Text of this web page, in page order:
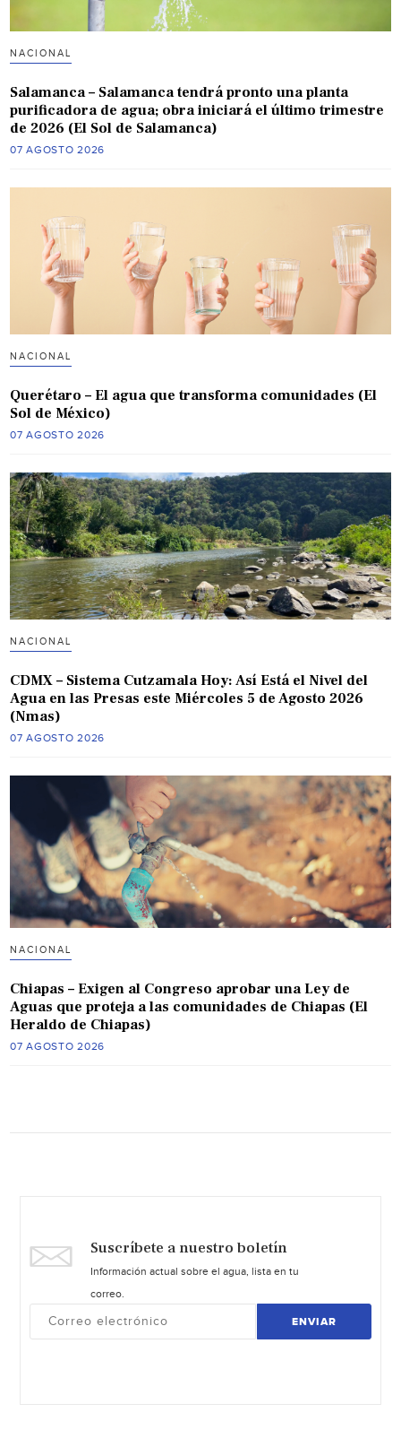
NACIONAL
Salamanca – Salamanca tendrá pronto una planta
purificadora de agua; obra iniciará el último trimestre
de 2026 (El Sol de Salamanca)
07 AGOSTO 2026
NACIONAL
Querétaro – El agua que transforma comunidades (El
Sol de México)
07 AGOSTO 2026
NACIONAL
CDMX – Sistema Cutzamala Hoy: Así Está el Nivel del
Agua en las Presas este Miércoles 5 de Agosto 2026
(Nmas)
07 AGOSTO 2026
NACIONAL
Chiapas – Exigen al Congreso aprobar una Ley de
Aguas que proteja a las comunidades de Chiapas (El
Heraldo de Chiapas)
07 AGOSTO 2026
Suscríbete a nuestro boletín
Información actual sobre el agua, lista en tu
correo.
ENVIAR